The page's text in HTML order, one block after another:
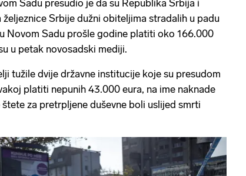
Sadu presudio je da su Republika Srbija i
željeznice Srbije dužni obiteljima stradalih u padu
Novom Sadu prošle godine platiti oko 166.000
u petak novosadski mediji.
tužile dvije državne institucije koje su presudom
platiti nepunih 43.000 eura, na ime naknade
za pretrpljene duševne boli uslijed smrti